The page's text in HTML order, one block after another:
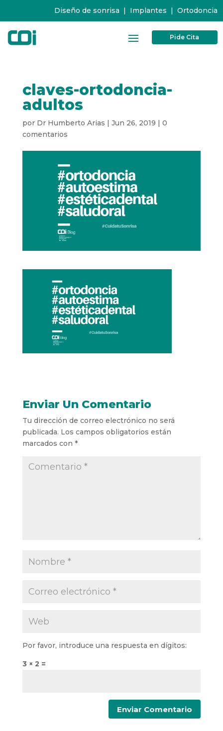
Diseño de sonrisa | Implantes | Ortodoncia
Pide Cita
claves-ortodoncia-
adultos
por Dr Humberto Arias | Jun 26, 2019 | 0
comentarios
Enviar Un Comentario
Tu dirección de correo electrónico no será
publicada. Los campos obligatorios están
marcados con *
Por favor, introduce una respuesta en dígitos:
3 × 2 =